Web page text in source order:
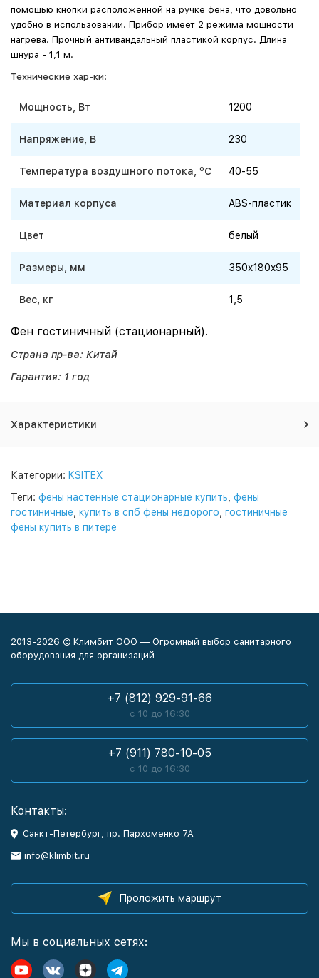
помощью кнопки расположенной на ручке фена, что довольно
удобно в использовании. Прибор имеет 2 режима мощности
нагрева. Прочный антивандальный пластикой корпус. Длина
шнура - 1,1 м.
Технические хар-ки:
Мощность, Вт 1200
Напряжение, В 230
Температура воздушного потока, oC 40-55
Материал корпуса ABS-пластик
Цвет белый
Размеры, мм 350x180x95
Вес, кг 1,5
Фен гостиничный (стационарный).
Страна пр-ва: Китай
Гарантия: 1 год
Характеристики
Категории: KSITEX
Теги: фены настенные стационарные купить фены
гостиничные купить в спб фены недорого гостиничные
фены купить в питере
2013-2026 © Климбит ООО — Огромный выбор санитарного
оборудования для организаций
+7 (812) 929-91-66
с 10 до 16:30
+7 (911) 780-10-05
с 10 до 16:30
Контакты:
Санкт-Петербург, пр. Пархоменко 7А
info@klimbit.ru
Проложить маршрут
Мы в социальных сетях: